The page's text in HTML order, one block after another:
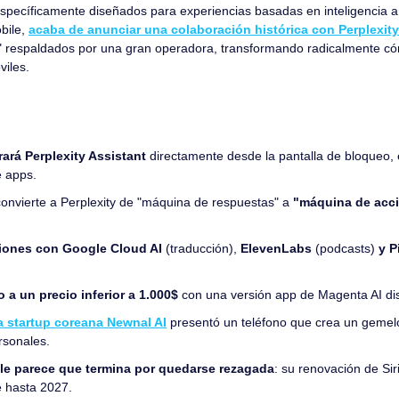
diseñados para experiencias basadas en inteligencia
acaba de anunciar una colaboración histórica con Perplexity
respaldados por una gran operadora, transformando radicalmente
Perplexity Assistant directamente desde la pantalla de bloqueo,
a Perplexity de "máquina de respuestas" a "máquina de
con Google Cloud AI (traducción), ElevenLabs (podcasts) y
a un precio inferior a 1.000$ con una versión app de Magenta AI
startup coreana Newnal AI presentó un teléfono que crea un
parece que termina por quedarse rezagada: su renovación de
2027.